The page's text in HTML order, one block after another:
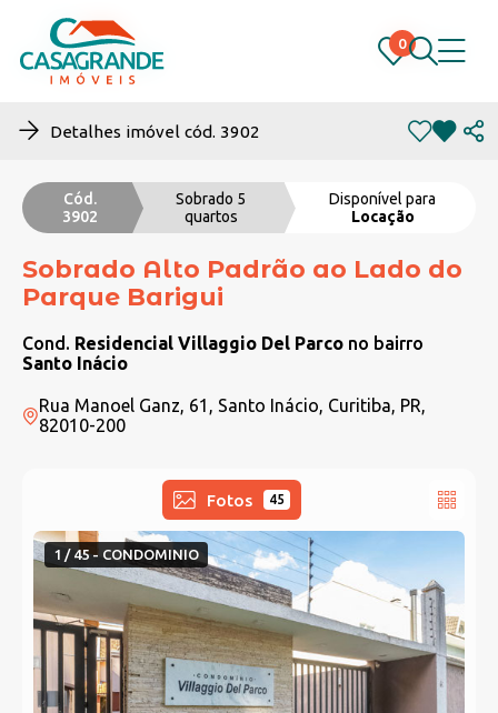
0
0
Detalhes imóvel cód. 3902
Cód.
3902
Sobrado 5
quartos
Disponível para
Locação
Sobrado Alto Padrão ao Lado do
Parque Barigui
Cond. Residencial Villaggio Del Parco no bairro
Santo Inácio
Rua Manoel Ganz, 61, Santo Inácio, Curitiba, PR,
82010-200
Fotos 45
1 / 45 - CONDOMINIO